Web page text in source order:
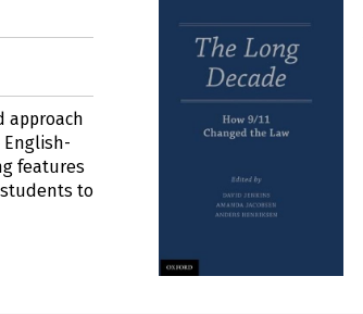
approach
features
to